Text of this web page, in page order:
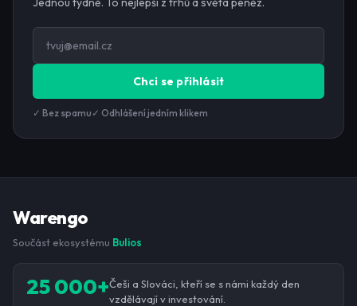
Chci se přihlásit
✓ Bez spamu ✓ Odhlášení jedním klikem
Warengo
Součást ekosystému Bulios
25 000+Češi a Slováci, kteří se s námi každý den
vzdělávají v investování.